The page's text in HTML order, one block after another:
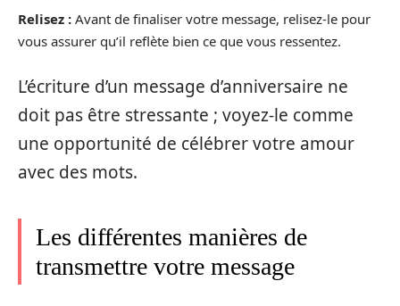
Relisez : Avant de finaliser votre message, relisez-le pour
vous assurer qu’il reflète bien ce que vous ressentez.
L’écriture d’un message d’anniversaire ne
doit pas être stressante ; voyez-le comme
une opportunité de célébrer votre amour
avec des mots.
Les différentes manières de
transmettre votre message